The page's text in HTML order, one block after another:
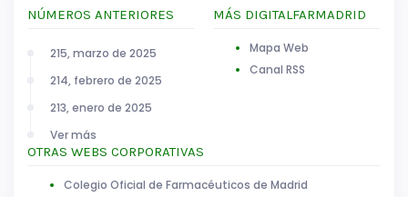
NÚMEROS ANTERIORES
215, marzo de 2025
214, febrero de 2025
213, enero de 2025
Ver más
MÁS DIGITALFARMADRID
Mapa Web
Canal RSS
OTRAS WEBS CORPORATIVAS
Colegio Oficial de Farmacéuticos de Madrid